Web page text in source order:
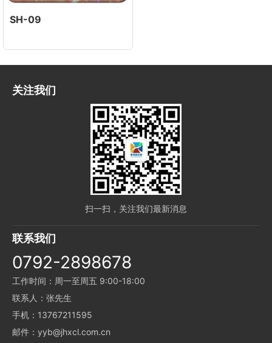
SH-09
关注我们
扫一扫，关注我们最新消息
联系我们
0792-2898678
工作时间：周一至周五 9:00-18:00
联系人：张先生
手机：13767211595
邮件：yyb@jhxcl.com.cn